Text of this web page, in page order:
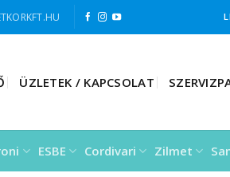
ÜZLETEK / KAPCSOLAT
ESBE Cordivari Zilmet